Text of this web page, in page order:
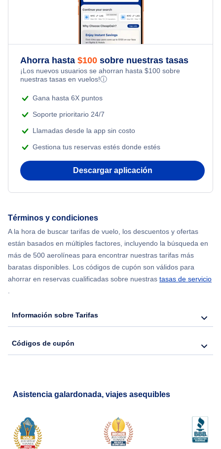
Flights Under $199
Flights from Toronto to Shanghai
Flights from Nueva York to Singapur
Flights from Nueva York to Tel Aviv
Flights from Nueva York to Estanbul
Flights from Nueva York to Mumbai
Flights from Shanghai to Nueva York
Flights from Nueva York to Hong Kong
Flights from Nueva York to Seúl
Honeymoon Vacations
Adventure Vacations
Ahorra hasta $100 sobre nuestras tasas
¡Los nuevos usuarios se ahorran hasta $100 sobre
nuestras tasas en vuelos!ⓘ
Gana hasta 6X puntos
Soporte prioritario 24/7
Llamadas desde la app sin costo
Gestiona tus reservas estés donde estés
Descargar aplicación
Términos y condiciones
A la hora de buscar tarifas de vuelo, los descuentos y ofertas
están basados en múltiples factores, incluyendo la búsqueda en
más de 500 aerolíneas para encontrar nuestras tarifas más
baratas disponibles. Los códigos de cupón son válidos para
ahorrar en reservas cualificadas sobre nuestras tasas de servicio
.
Información sobre Tarifas
Códigos de cupón
Asistencia galardonada, viajes asequibles